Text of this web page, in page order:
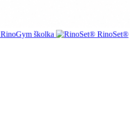
RinoGym školka
RinoSet®